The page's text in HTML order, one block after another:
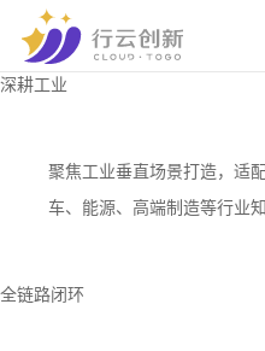
深耕工业
聚焦工业垂直场景打造，适
车、能源、高端制造等行业
全链路闭环